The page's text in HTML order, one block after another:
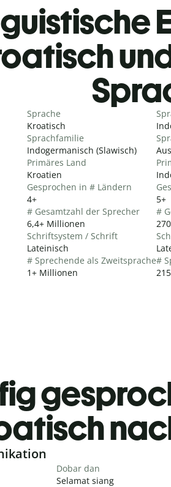
Sprache
Kroatisch
Sprachfamilie
Indogermanisch (Slawisch)
Primäres Land
Kroatien
Gesprochen in # Ländern
4+
# Gesamtzahl der Sprecher
6,4+ Millionen
Schriftsystem / Schrift
Lateinisch
# Sprechende als Zweitsprache
1+ Millionen
5+
#
#
Dobar dan
Selamat siang